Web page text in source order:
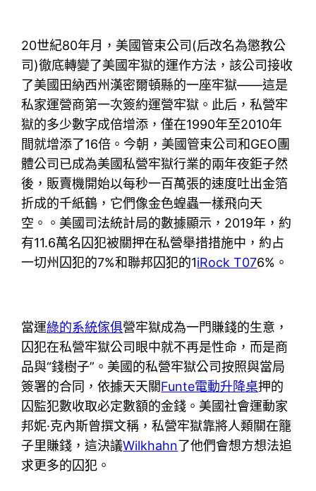
20世紀80年月，美國管束公司(后改名為懲教公
司)徹底轉變了美國牢獄的運作方法，該公司接收
了美國田納西州漢密爾頓縣的一座牢獄——這是
私家運營商第一次簽約運營牢獄。此后，私營牢
獄的多少數字成倍增添，僅在1990年至2010年
間就增添了16倍。今朝，美國管束公司和GEO團
體公司已成為美國私營牢獄行業的兩年夜鉅子然
後，販賣機開始以每秒一百萬張的速度吐出金箔
折成的千紙鶴，它們像金色蝗蟲一樣飛向天
空。。美國司法統計局的數據顯示，2019年，約
有11.6萬名囚犯被關押在私營舉措措施中，約占
一切州囚犯的7%和聯邦囚犯的1iRock T076%。
當運綠的系統傢俱營牢獄成為一門賺錢的生意，
囚犯在私營牢獄公司眼中就不再是性命，而是商
品與“錢樹子”。美國的私營牢獄公司按照與當局
簽署的合同，依據天天關Funte電動升降桌押的
囚監犯數收取必定數額的金錢。美國社會運動家
邦妮·克內斯曾撰文稱，私營牢獄靠將人類關在籠
子里賺錢，這決議Wilkhahn了他們會想方想法追
求更多的囚犯。